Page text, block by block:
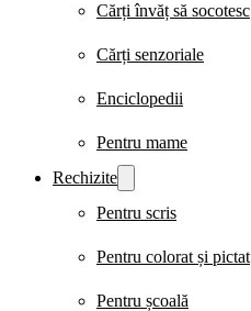
Cărți învăț să socotesc
Cărți senzoriale
Enciclopedii
Pentru mame
Rechizite
Pentru scris
Pentru colorat și pictat
Pentru școală